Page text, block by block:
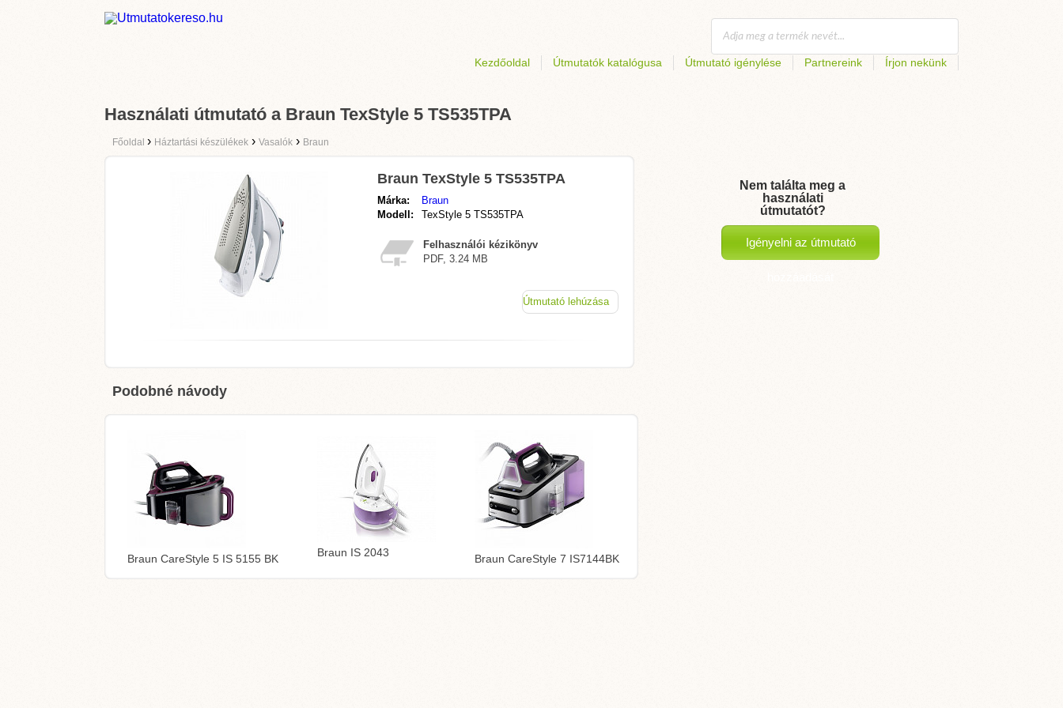
Kezdőoldal Útmutatók katalógusa Útmutató igénylése Partnereink Írjon nekünk
Használati útmutató a Braun TexStyle 5 TS535TPA
Főoldal › Háztartási készülékek › Vasalók › Braun
Braun TexStyle 5 TS535TPA
Márka:
Braun
Modell:
TexStyle 5 TS535TPA
Felhasználói kézikönyv
PDF, 3.24 MB
Útmutató lehúzása
Podobné návody
Braun CareStyle 5 IS 5155 BK Braun IS 2043 Braun CareStyle 7 IS7144BK
Nem találta meg a
használati
útmutatót?
Igényelni az útmutató